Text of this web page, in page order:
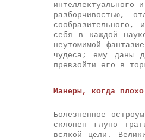
интеллектуального
разборчивостью,
сообразительного,
себя в каждой
неутомимой
чудеса; ему даны
превзойти его в
Манеры, когда
Болезненное
склонен глупо
всякой цели.